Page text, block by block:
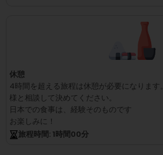
休憩
4時間を超える旅程は休憩が必要になります。
様と相談して決めてください。
日本での食事は、経験そのものです
お楽しみに！
旅程時間: 1時間00分